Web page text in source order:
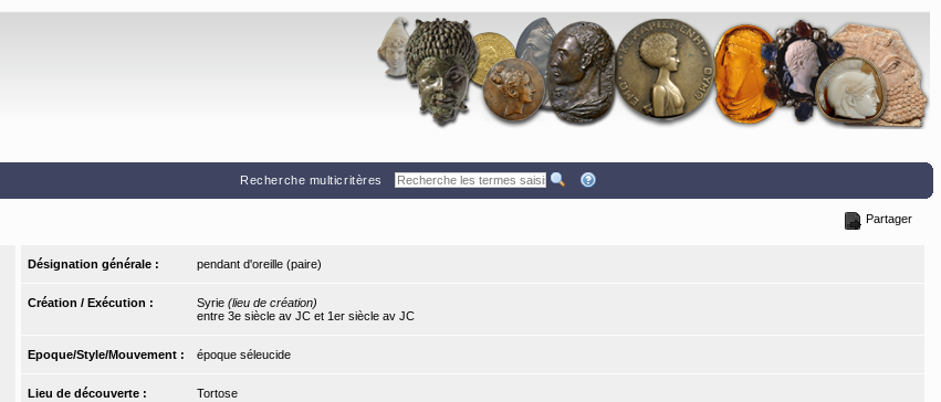
Recherche multicritères
Partager
Désignation générale : pendant d'oreille (paire)
Création / Exécution : Syrie (lieu de création)
entre 3e siècle av JC et 1er siècle av JC
Epoque/Style/Mouvement : époque séleucide
Lieu de découverte : Tortose